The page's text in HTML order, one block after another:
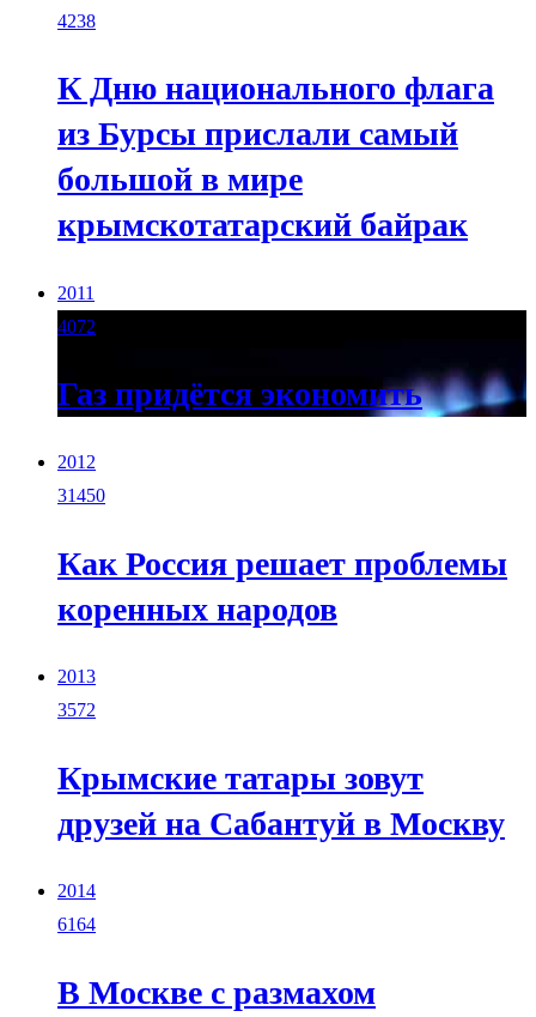
4238
К Дню национального флага
из Бурсы прислали самый
большой в мире
крымскотатарский байрак
2011
4072
Газ придётся экономить
2012
31450
Как Россия решает проблемы
коренных народов
2013
3572
Крымские татары зовут
друзей на Сабантуй в Москву
2014
6164
В Москве с размахом